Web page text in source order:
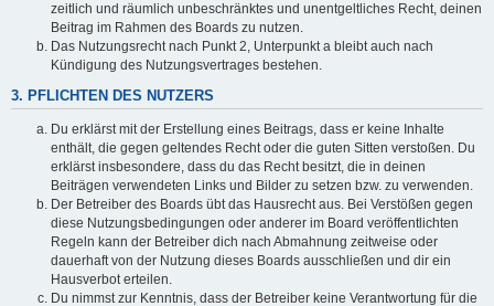
zeitlich und räumlich unbeschränktes und unentgeltliches Recht, deinen
Beitrag im Rahmen des Boards zu nutzen.
Das Nutzungsrecht nach Punkt 2, Unterpunkt a bleibt auch nach
Kündigung des Nutzungsvertrages bestehen.
3. PFLICHTEN DES NUTZERS
Du erklärst mit der Erstellung eines Beitrags, dass er keine Inhalte
enthält, die gegen geltendes Recht oder die guten Sitten verstoßen. Du
erklärst insbesondere, dass du das Recht besitzt, die in deinen
Beiträgen verwendeten Links und Bilder zu setzen bzw. zu verwenden.
Der Betreiber des Boards übt das Hausrecht aus. Bei Verstößen gegen
diese Nutzungsbedingungen oder anderer im Board veröffentlichten
Regeln kann der Betreiber dich nach Abmahnung zeitweise oder
dauerhaft von der Nutzung dieses Boards ausschließen und dir ein
Hausverbot erteilen.
Du nimmst zur Kenntnis, dass der Betreiber keine Verantwortung für die